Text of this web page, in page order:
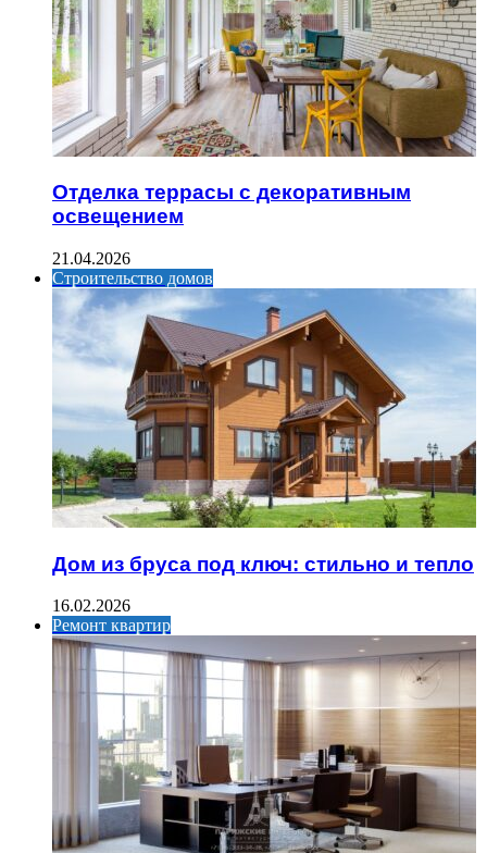
Отделка террасы с декоративным
освещением
21.04.2026
Строительство домов
Дом из бруса под ключ: стильно и тепло
16.02.2026
Ремонт квартир